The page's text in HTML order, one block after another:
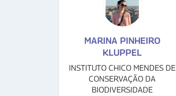
MARINA PINHEIRO
KLUPPEL
INSTITUTO CHICO MENDES DE
CONSERVAÇÃO DA
BIODIVERSIDADE